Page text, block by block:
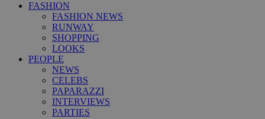
FASHION
FASHION NEWS
RUNWAY
SHOPPING
LOOKS
PEOPLE
NEWS
CELEBS
PAPARAZZI
INTERVIEWS
PARTIES